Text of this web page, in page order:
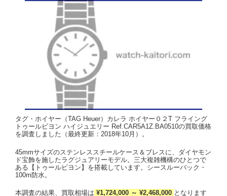
タグ・ホイヤー（TAG Heuer）カレラ ホイヤー０２T フライング
トゥールビヨン ハイジュエリー Ref.CAR5A1Z.BA0510の買取価格
を調査しました（最終更新：2018年10月）。
45mmサイズのステンレススチールケース＆ブレスに、ダイヤモン
ド宝飾を施したラグジュアリーモデル。三大複雑機構のひとつで
ある【トゥールビヨン】を搭載しています。シースルーバック・
100m防水。
本調査の結果、買取相場は ¥1,724,000 ～ ¥2,468,000 となります